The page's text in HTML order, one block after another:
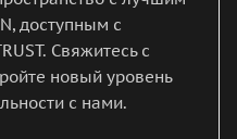
доступным с
Свяжитесь с
новый уровень
с нами.